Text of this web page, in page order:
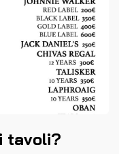
tavoli?